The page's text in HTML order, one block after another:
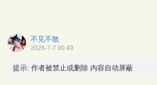
不见不散
2026-7-7 00:49
提示: 作者被禁止或删除 内容自动屏蔽